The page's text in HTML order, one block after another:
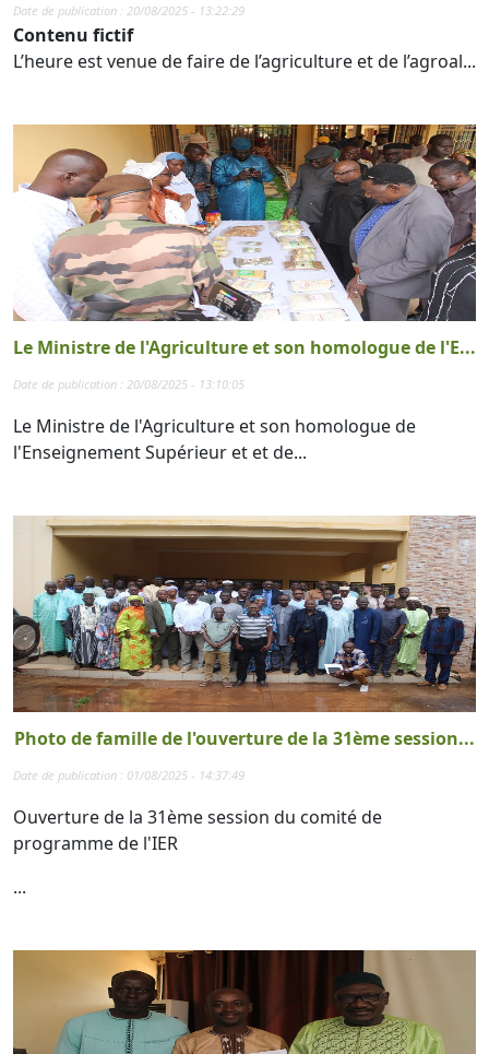
Date de publication : 20/08/2025 - 13:22:29
Contenu fictif
L’heure est venue de faire de l’agriculture et de l’agroal...
Le Ministre de l'Agriculture et son homologue de l'E...
Date de publication : 20/08/2025 - 13:10:05
Le Ministre de l'Agriculture et son homologue de
l'Enseignement Supérieur et et de...
Photo de famille de l'ouverture de la 31ème session...
Date de publication : 01/08/2025 - 14:37:49
Ouverture de la 31ème session du comité de
programme de l'IER
...